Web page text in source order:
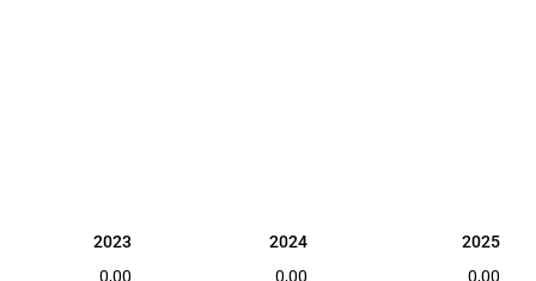
2023 2024 2025
2023 2024
2025
0,00 0,00
0,00